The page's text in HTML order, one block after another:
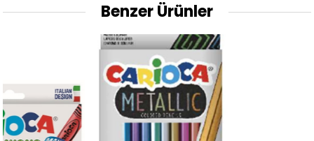
Benzer Ürünler